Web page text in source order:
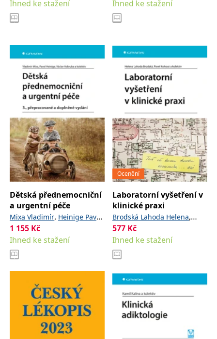
Ihned ke stažení Ihned ke stažení
Dětská přednemocniční
a urgentní péče
Mixa Vladimír, Heinige Pavel
Vobruba Václav
1 155 Kč
Ihned ke stažení
Ocenění
Laboratorní vyšetření v
klinické praxi
Brodská Lahoda Helena,
Kohout Pavel
577 Kč
Ihned ke stažení